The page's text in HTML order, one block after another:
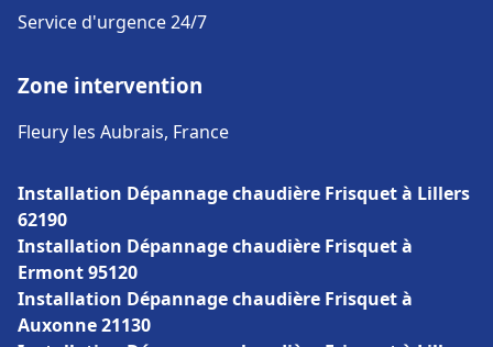
Service d'urgence 24/7
Zone intervention
Fleury les Aubrais, France
Installation Dépannage chaudière Frisquet à Lillers
62190
Installation Dépannage chaudière Frisquet à
Ermont 95120
Installation Dépannage chaudière Frisquet à
Auxonne 21130